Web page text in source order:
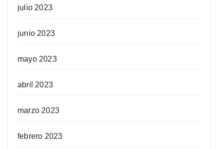
julio 2023
junio 2023
mayo 2023
abril 2023
marzo 2023
febrero 2023